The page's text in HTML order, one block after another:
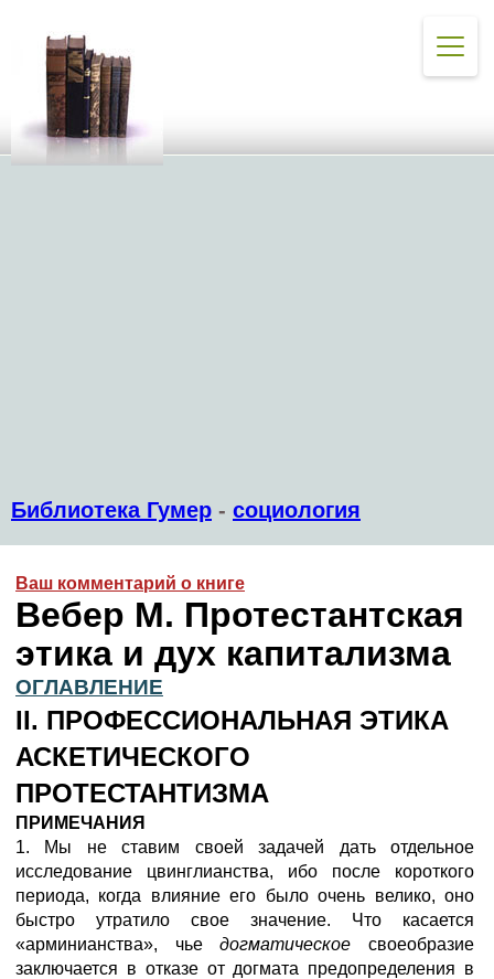
Библиотека Гумер - социология
Ваш комментарий о книге
Вебер М. Протестантская
этика и дух капитализма
ОГЛАВЛЕНИЕ
II. ПРОФЕССИОНАЛЬНАЯ ЭТИКА
АСКЕТИЧЕСКОГО
ПРОТЕСТАНТИЗМА
ПРИМЕЧАНИЯ
1. Мы не ставим своей задачей дать отдельное
исследование цвинглианства, ибо после короткого
периода, когда влияние его было очень велико, оно
быстро утратило свое значение. Что касается
«арминианства», чьедогматическоесвоеобразие
заключается в отказе от догмата предопределения в